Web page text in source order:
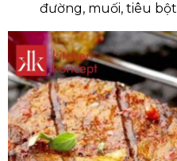
đường, muối, tiêu bột